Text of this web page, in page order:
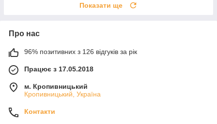
Показати ще
Про нас
96% позитивних з 126 відгуків за рік
Працює з 17.05.2018
м. Кропивницький
Кропивницький, Україна
Контакти